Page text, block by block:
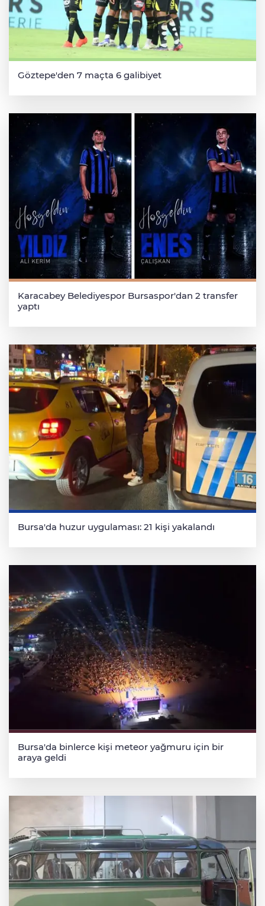
Göztepe'den 7 maçta 6 galibiyet
Karacabey Belediyespor Bursaspor'dan 2 transfer
yaptı
Bursa'da huzur uygulaması: 21 kişi yakalandı
Bursa'da binlerce kişi meteor yağmuru için bir
araya geldi